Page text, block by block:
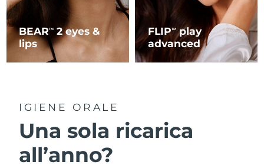
BEARTM
2 eyes &
lips
FLIPTMplay
advanced
IGIENE ORALE
Una sola ricarica
all’anno?